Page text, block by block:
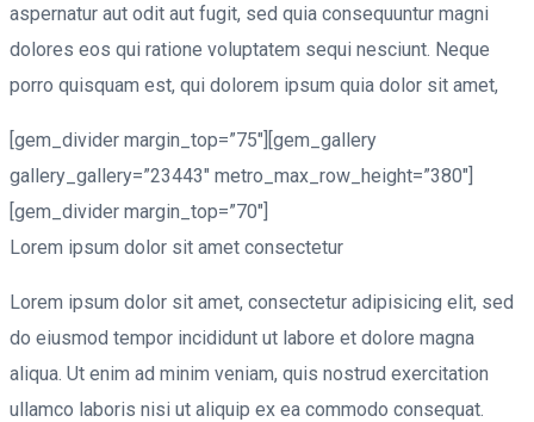
aspernatur aut odit aut fugit, sed quia consequuntur magni
dolores eos qui ratione voluptatem sequi nesciunt. Neque
porro quisquam est, qui dolorem ipsum quia dolor sit amet,
[gem_divider margin_top=”75″][gem_gallery
gallery_gallery=”23443″ metro_max_row_height=”380″]
[gem_divider margin_top=”70″]
Lorem ipsum dolor sit amet consectetur
Lorem ipsum dolor sit amet, consectetur adipisicing elit, sed
do eiusmod tempor incididunt ut labore et dolore magna
aliqua. Ut enim ad minim veniam, quis nostrud exercitation
ullamco laboris nisi ut aliquip ex ea commodo consequat.